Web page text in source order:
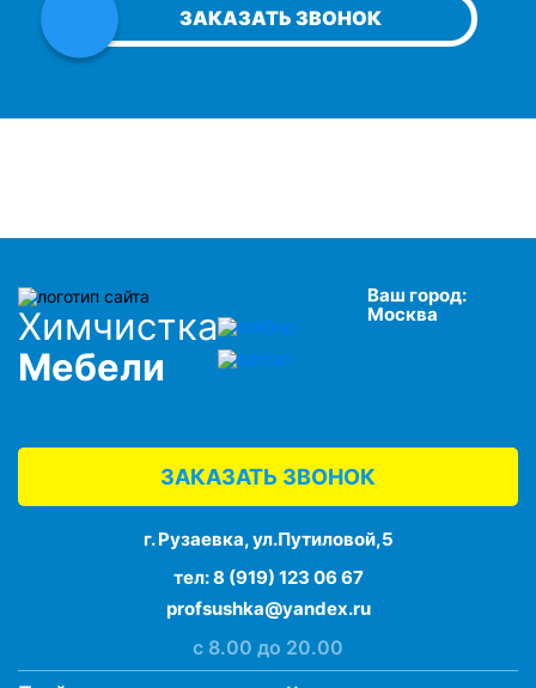
ЗАКАЗАТЬ ЗВОНОК
Химчистка
Мебели
Ваш город:
Москва
ЗАКАЗАТЬ ЗВОНОК
г. Рузаевка, ул.Путиловой,5
тел:8 (919) 123 06 67
profsushka@yandex.ru
с 8.00 до 20.00